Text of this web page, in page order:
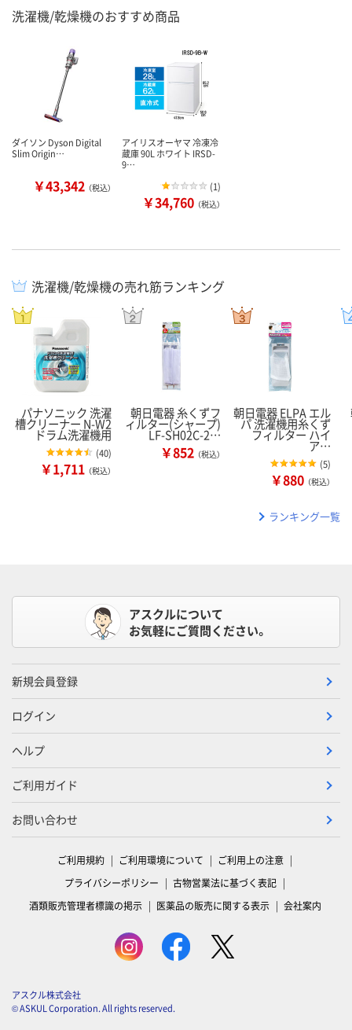
洗濯機/乾燥機のおすすめ商品
ダイソン Dyson Digital
Slim Origin…
￥43,342 （税込）
アイリスオーヤマ 冷凍冷
蔵庫 90L ホワイト IRSD-
9…
(1)
￥34,760 （税込）
洗濯機/乾燥機の売れ筋ランキング
パナソニック 洗濯
槽クリーナー N-W2
ドラム洗濯機用
(40)
￥1,711 （税込）
朝日電器 糸くずフ
ィルター(シャープ)
LF-SH02C-2…
￥852 （税込）
朝日電器 ELPA エル
パ 洗濯機用糸くず
フィルター ハイ
ア…
(5)
￥880 （税込）
ランキング一覧
アスクルについて
お気軽にご質問ください。
新規会員登録
ログイン
ヘルプ
ご利用ガイド
お問い合わせ
ご利用規約 ご利用環境について
ご利用上の注意
プライバシーポリシー
古物営業法に基づく表記
酒類販売管理者標識の掲示
医薬品の販売に関する表示 会社案内
アスクル株式会社
© ASKUL Corporation. All rights reserved.